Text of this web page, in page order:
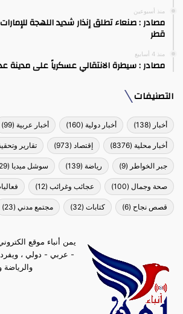
منذ أسبوعين
مصادر : صنعاء تطلق إنذار شديد اللهجة
قطر
منذ 4 أسابيع
مصادر : سيطرة الانتقالي عسكرياً على مدينة
التصنيفات
أخبار (138) أخبار دولية (160) أخبار عربية (99)
أخبار محلية (8376) إقتصاد (973) تقارير
جبر الخواطر (9) رياضة (139) سوشل ميديا (29)
صحة وجمال (100) عجائب وغرائب (12)
قصص نجاح (6) كتابات (32) مجتمع مدني (23)
يمن أنباء موقع
- عربي - دولي ، ويفرد
والرياضة